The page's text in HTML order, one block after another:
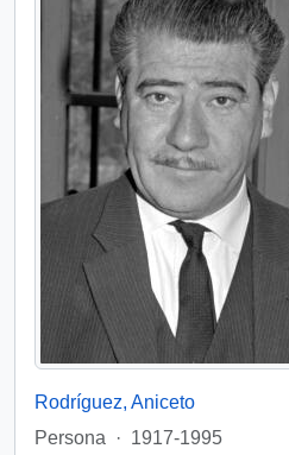
Rodríguez, Aniceto
Persona
· 1917-1995